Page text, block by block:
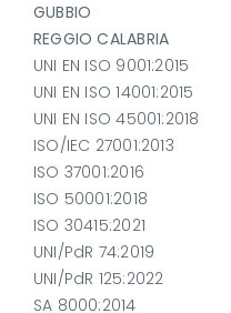
GUBBIO
REGGIO CALABRIA
UNI EN ISO 9001:2015
UNI EN ISO 14001:2015
UNI EN ISO 45001:2018
ISO/IEC 27001:2013
ISO 37001:2016
ISO 50001:2018
ISO 30415:2021
UNI/PdR 74:2019
UNI/PdR 125:2022
SA 8000:2014